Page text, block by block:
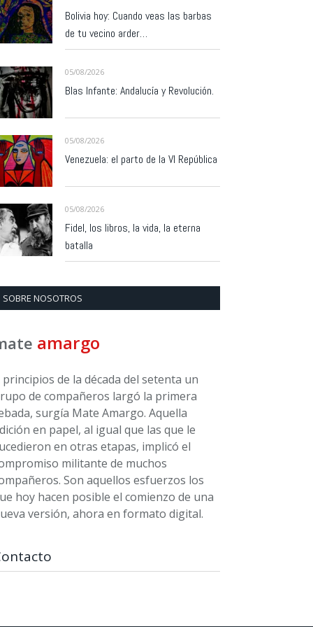
Bolivia hoy: Cuando veas las barbas
de tu vecino arder…
05/08/2026
Blas Infante: Andalucía y Revolución.
05/08/2026
Venezuela: el parto de la VI República
05/08/2026
Fidel, los libros, la vida, la eterna
batalla
SOBRE NOSOTROS
amargo
principios de la década del setenta un
de compañeros largó la primera
surgía Mate Amargo. Aquella
en papel, al igual que las que le
en otras etapas, implicó el
militante de muchos
Son aquellos esfuerzos los
hoy hacen posible el comienzo de una
versión, ahora en formato digital.